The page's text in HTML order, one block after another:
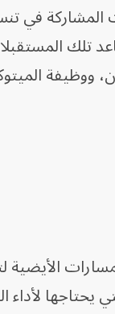
المشاركة في
تلك
الأيضية
لأداء